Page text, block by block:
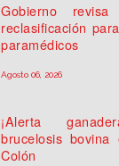
Gobierno
reclasificación
paramédicos
Agosto 06, 2026
¡Alerta
brucelosis
Colón